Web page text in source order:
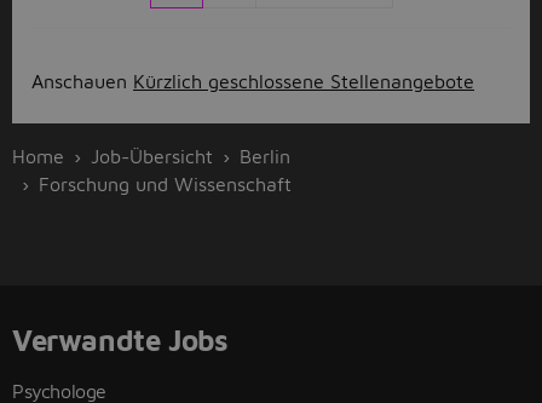
Anschauen Kürzlich geschlossene Stellenangebote
Home Job-Übersicht
Berlin
Forschung und Wissenschaft
Verwandte Jobs
Psychologe